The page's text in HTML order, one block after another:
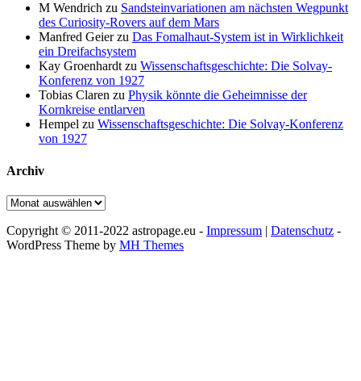
M Wendrich zu Sandsteinvariationen am nächsten Wegpunkt
des Curiosity-Rovers auf dem Mars
Manfred Geierzu Das Fomalhaut-System ist in Wirklichkeit
ein Dreifachsystem
Kay Groenhardt zu Wissenschaftsgeschichte: Die Solvay-
Konferenz von 1927
Tobias Claren zu Physik könnte die Geheimnisse der
Kornkreise entlarven
Hempel zu Wissenschaftsgeschichte: Die Solvay-Konferenz
von 1927
Archiv
Archiv
Copyright © 2011-2022 astropage.eu - Impressum | Datenschutz -
WordPress Theme by MH Themes